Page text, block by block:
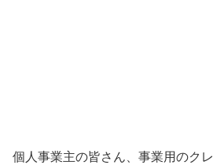
個人事業主の皆さん、事業用のク